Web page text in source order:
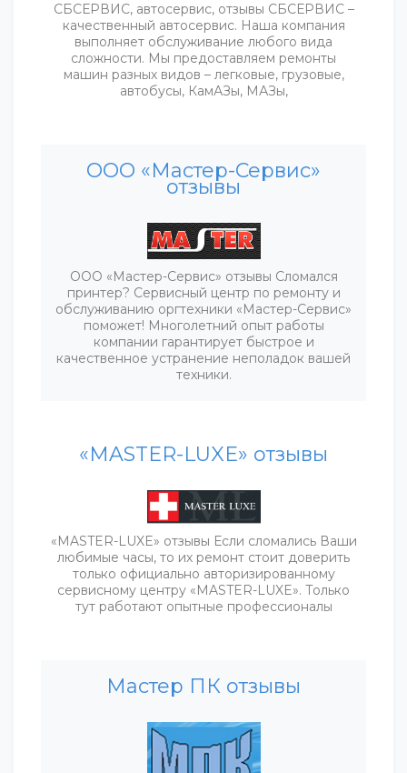
СБСЕРВИС, автосервис, отзывы СБСЕРВИС –
качественный автосервис. Наша компания
выполняет обслуживание любого вида
сложности. Мы предоставляем ремонты
машин разных видов – легковые, грузовые,
автобусы, КамАЗы, МАЗы,
ООО «Мастер-Сервис»
отзывы
ООО «Мастер-Сервис» отзывы Сломался
принтер? Сервисный центр по ремонту и
обслуживанию оргтехники «Мастер-Сервис»
поможет! Многолетний опыт работы
компании гарантирует быстрое и
качественное устранение неполадок вашей
техники.
«MASTER-LUXE» отзывы
«MASTER-LUXE» отзывы Если сломались Ваши
любимые часы, то их ремонт стоит доверить
только официально авторизированному
сервисному центру «MASTER-LUXE». Только
тут работают опытные профессионалы
Мастер ПК отзывы